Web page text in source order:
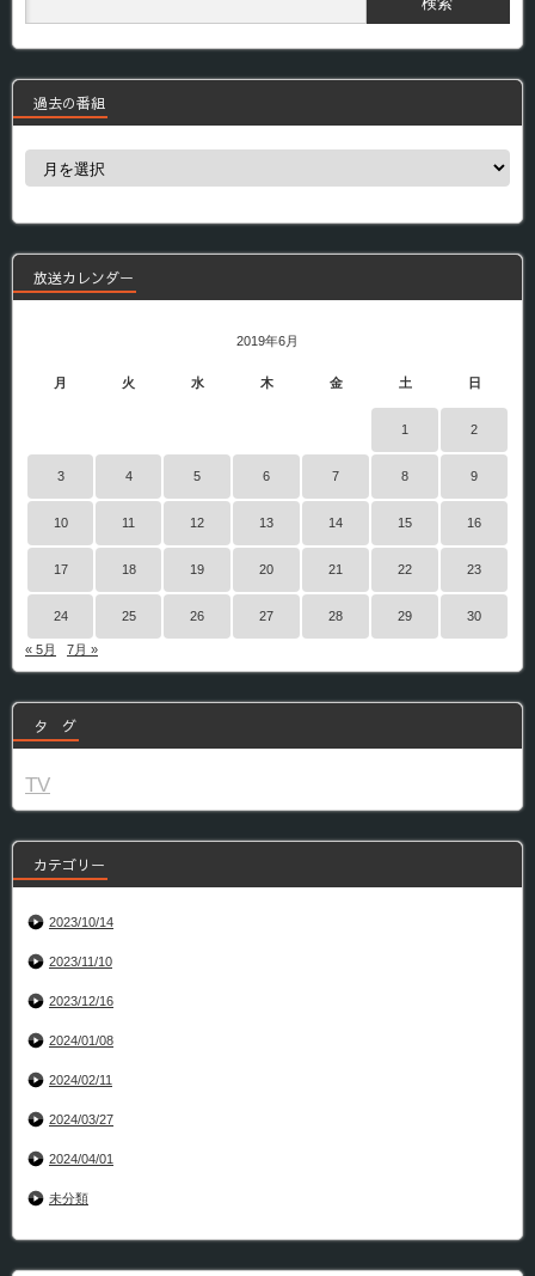
過去の番組
過
組
放送カレンダー
2019年6月
月 火 水 木 金 土 日
1 2
3 4 5 6 7 8 9
10 11 12 13 14 15 16
17 18 19 20 21 22 23
24 25 26 27 28 29 30
« 5月 7月 »
タ グ
TV
カテゴリー
2023/10/14
2023/11/10
2023/12/16
2024/01/08
2024/02/11
2024/03/27
2024/04/01
未分類